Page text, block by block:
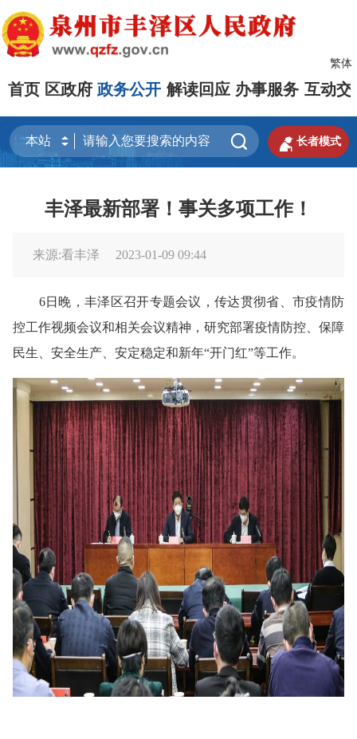
繁体
首页 区政府 政务公开 解读回应 办事服务 互动交
  长者模式
丰泽最新部署！事关多项工作！
来源:看丰泽 2023-01-09 09:44
6日晚，丰泽区召开专题会议，传达贯彻省、市疫情防
控工作视频会议和相关会议精神，研究部署疫情防控、保障
民生、安全生产、安定稳定和新年“开门红”等工作。